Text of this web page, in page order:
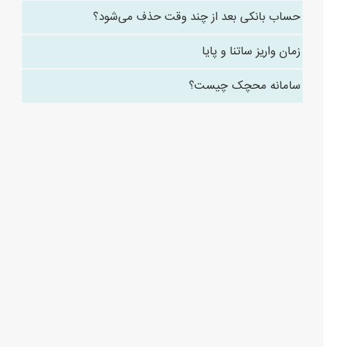
حساب بانکی بعد از چند وقت حذف می‌شود؟
زمان واریز ساتنا و پایا
سامانه محچک چیست؟